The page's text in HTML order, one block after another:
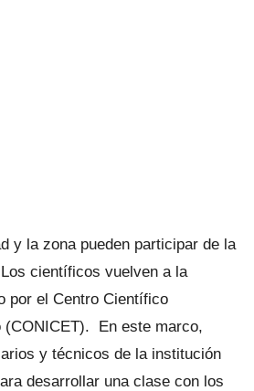
y la zona pueden participar de la
científicos vuelven a la
por el Centro Científico
(CONICET). En este marco,
y técnicos de la institución
desarrollar una clase con los